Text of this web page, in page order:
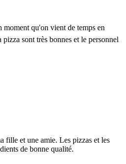
qu'on vient de temps en
sont très bonnes et le personnel
fille et une amie. Les pizzas et les
de bonne qualité.